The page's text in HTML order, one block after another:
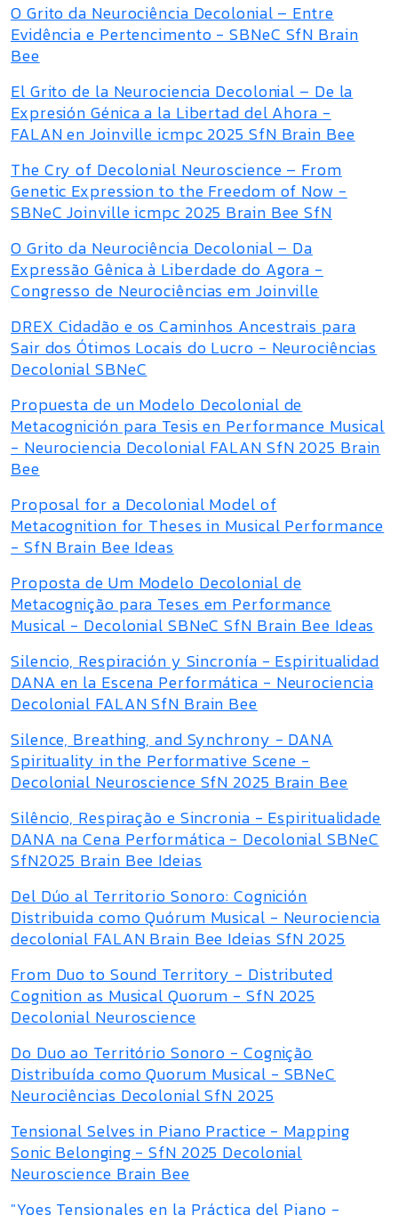
O Grito da Neurociência Decolonial – Entre
Evidência e Pertencimento - SBNeC SfN Brain
Bee
El Grito de la Neurociencia Decolonial – De la
Expresión Génica a la Libertad del Ahora -
FALAN en Joinville icmpc 2025 SfN Brain Bee
The Cry of Decolonial Neuroscience – From
Genetic Expression to the Freedom of Now -
SBNeC Joinville icmpc 2025 Brain Bee SfN
O Grito da Neurociência Decolonial – Da
Expressão Gênica à Liberdade do Agora -
Congresso de Neurociências em Joinville
DREX Cidadão e os Caminhos Ancestrais para
Sair dos Ótimos Locais do Lucro - Neurociências
Decolonial SBNeC
Propuesta de un Modelo Decolonial de
Metacognición para Tesis en Performance Musical
- Neurociencia Decolonial FALAN SfN 2025 Brain
Bee
Proposal for a Decolonial Model of
Metacognition for Theses in Musical Performance
- SfN Brain Bee Ideas
Proposta de Um Modelo Decolonial de
Metacognição para Teses em Performance
Musical - Decolonial SBNeC SfN Brain Bee Ideas
Silencio, Respiración y Sincronía - Espiritualidad
DANA en la Escena Performática - Neurociencia
Decolonial FALAN SfN Brain Bee
Silence, Breathing, and Synchrony - DANA
Spirituality in the Performative Scene -
Decolonial Neuroscience SfN 2025 Brain Bee
Silêncio, Respiração e Sincronia - Espiritualidade
DANA na Cena Performática - Decolonial SBNeC
SfN2025 Brain Bee Ideias
Del Dúo al Territorio Sonoro: Cognición
Distribuida como Quórum Musical - Neurociencia
decolonial FALAN Brain Bee Ideias SfN 2025
From Duo to Sound Territory - Distributed
Cognition as Musical Quorum - SfN 2025
Decolonial Neuroscience
Do Duo ao Território Sonoro - Cognição
Distribuída como Quorum Musical - SBNeC
Neurociências Decolonial SfN 2025
Tensional Selves in Piano Practice - Mapping
Sonic Belonging - SfN 2025 Decolonial
Neuroscience Brain Bee
"Yoes Tensionales en la Práctica del Piano -